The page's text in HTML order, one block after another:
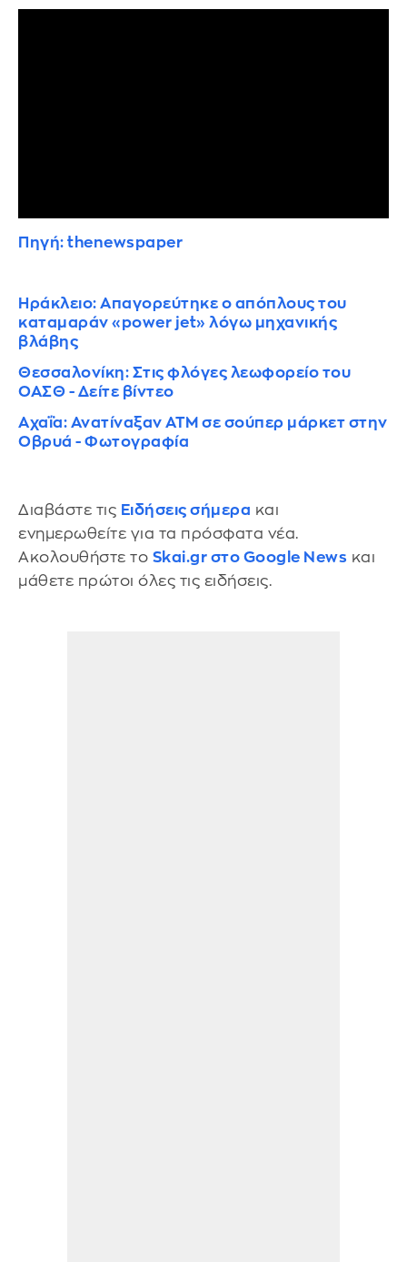
Πηγή: thenewspaper
Ηράκλειο: Απαγορεύτηκε ο απόπλους του
καταμαράν «power jet» λόγω μηχανικής
βλάβης
Θεσσαλονίκη: Στις φλόγες λεωφορείο του
ΟΑΣΘ - Δείτε βίντεο
Αχαΐα: Ανατίναξαν ΑΤΜ σε σούπερ μάρκετ στην
Οβρυά - Φωτογραφία
Διαβάστε τις Ειδήσεις σήμερα και
ενημερωθείτε για τα πρόσφατα νέα.
Ακολουθήστε το Skai.gr στο Google News και
μάθετε πρώτοι όλες τις ειδήσεις.